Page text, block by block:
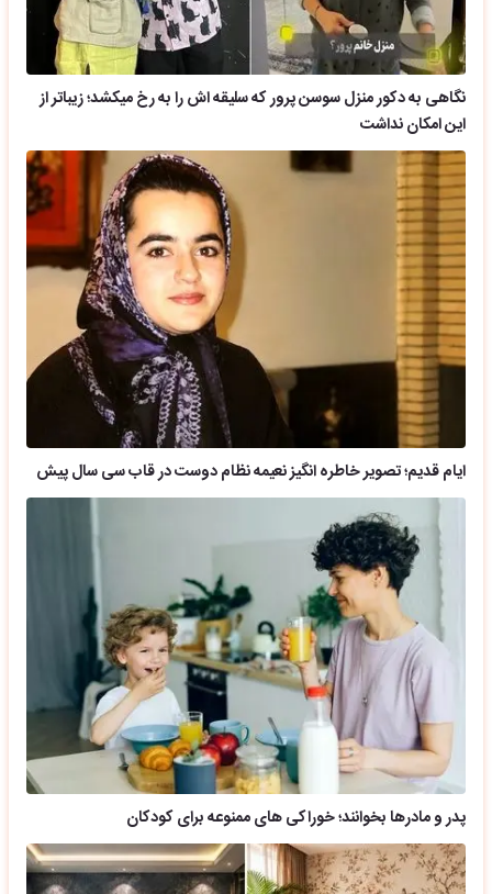
نگاهی به دکور منزل سوسن پرور که سلیقه اش را به رخ میکشد؛ زیباتر از
این امکان نداشت
ایام قدیم؛ تصویر خاطره انگیز نعیمه نظام دوست در قاب سی سال پیش
پدر و مادرها بخوانند؛ خوراکی های ممنوعه برای کودکان